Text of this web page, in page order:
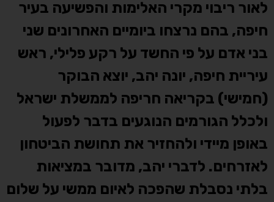
לאור ריבוי מקרי האלימות והפשיעה בעיר
חיפה, בהם נרצחו ביומיים האחרונים שני
בני אדם על פי החשד על רקע פלילי, ראש
עיריית חיפה, יונה יהב, יוצא הבוקר
(חמישי) בקריאה חריפה לממשלת ישראל
ולכלל הגורמים הנוגעים בדבר לפעול
באופן מיידי ולהחזיר את תחושת הביטחון
לאזרחים. לדברי יהב, מדובר במציאות
בלתי נסבלת שהפכה לאיום ממשי על שלום